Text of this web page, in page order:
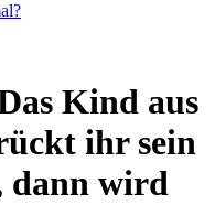
Kind aus
ihr sein
dann wird